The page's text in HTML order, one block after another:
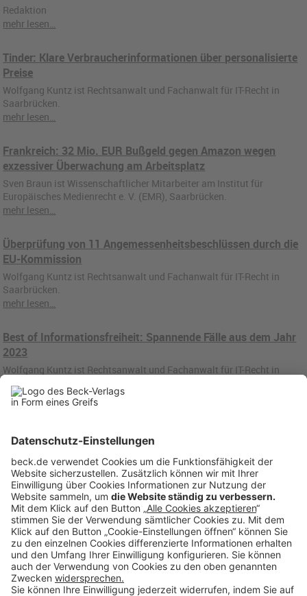
Redaktion
mehr lesen…
Tinder: Klare Verbraucherinformationen über personalisierte
Preise
Wolfgang Kuntz ist Rechtsanwalt und Fachanwalt für IT-Recht in
Saarbrücken.
mehr lesen…
Frankreich: 32 Mio. EUR Bußgeld gegen Amazon wegen
exzessiver Überwachung am Arbeitsplatz
Sven Braun ist Wissenschaftlicher Mitarbeiter am Institut für
Europäisches Medienrecht e. V. (EMR), Saarbrücken.
mehr lesen…
Überprüfung von 11 Angemessenheitsbeschlüssen durch die
EU-Kommission
Wolfgang Kuntz ist Rechtsanwalt und Fachanwalt für IT-Recht in
Saarbrücken.
mehr lesen…
Best of Informationsfreiheit: Spannende Fälle aus dem Jahr
2023
Wolfgang Kuntz ist Rechtsanwalt und Fachanwalt für IT-Recht in
Saarbrücken.
mehr lesen…
1 2 3
Anzeigen: